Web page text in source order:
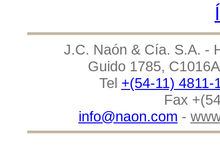
J.C. Naón & Cía. S.A. -
Guido 1785,
Tel +(54-11) 4811-
Fax
info@naon.com -